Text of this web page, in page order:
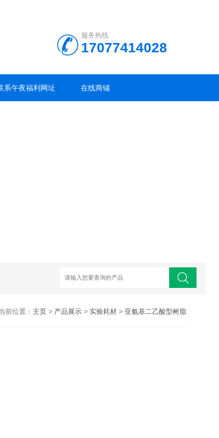
服务热线
17077414028
系午夜福利网址 在线商铺
前位置： 主页> 产品展示> 实验耗材> 亚氨基二乙酸型树脂